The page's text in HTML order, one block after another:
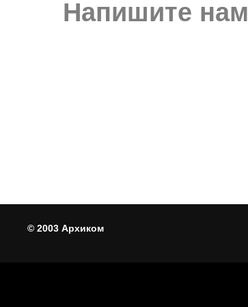
Напишите нам
© 2003 Архиком